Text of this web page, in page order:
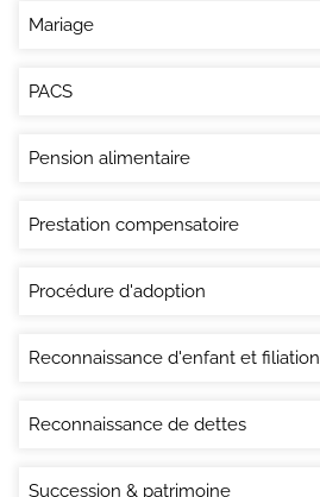
Mariage
PACS
Pension alimentaire
Prestation compensatoire
Procédure d'adoption
Reconnaissance d'enfant et filiation
Reconnaissance de dettes
Succession & patrimoine